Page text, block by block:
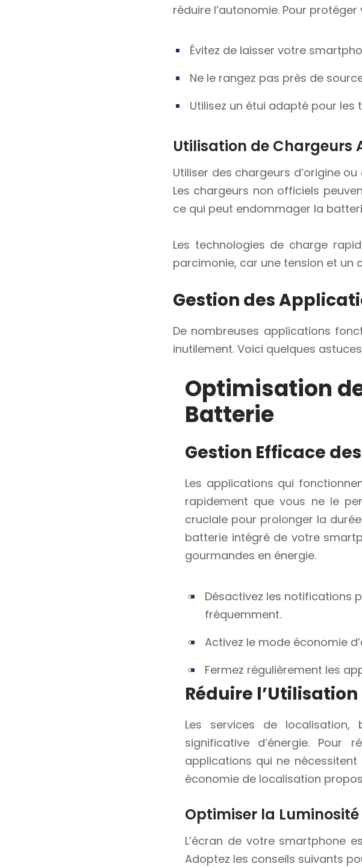
réduire l’autonomie. Pour
Évitez de laisser votre
Ne le rangez pas près de
Utilisez un étui adapté pour
Utilisation de Chargeurs
Utiliser des chargeurs d’origine
Les chargeurs non officiels
ce qui peut endommager la
Les technologies de charge
parcimonie, car une tension et un
Gestion des
De nombreuses applications
inutilement. Voici quelques
Optimisation
Batterie
Gestion Efficace
Les applications qui
rapidement que vous ne le
cruciale pour prolonger la
batterie intégré de votre
gourmandes en énergie.
Désactivez les notifications
fréquemment.
Activez le mode économie
Fermez régulièrement les
Réduire
Les services de
significative d’énergie. Pour
applications qui ne
économie de localisation
Optimiser la Luminosité
L’écran de votre smartphone
Adoptez les conseils suivants